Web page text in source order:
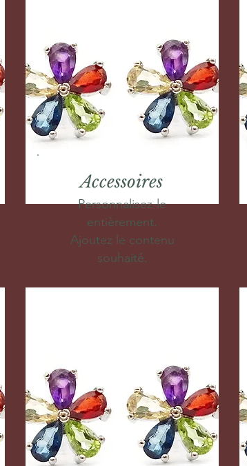
Accessoires
Personnalisez-le
entièrement.
Ajoutez le contenu
souhaité.